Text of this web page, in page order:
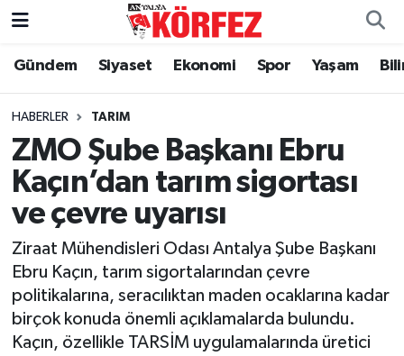
Gündem Siyaset Ekonomi Spor Yaşam
HABERLER TARIM
ZMO Şube Başkanı Ebru
Kaçın’dan tarım sigortası
ve çevre uyarısı
Ziraat Mühendisleri Odası Antalya Şube Başkanı
Ebru Kaçın, tarım sigortalarından çevre
politikalarına, seracılıktan maden ocaklarına kadar
birçok konuda önemli açıklamalarda bulundu.
Kaçın, özellikle TARSİM uygulamalarında üretici
Gündem
Siyaset
Yerel Yönetim
Ekonomi
Spor
Yaşam
Asayiş
Nöbetçi Eczaneler
Hava Durumu
Trafik Durumu
Süper Lig Puan Durumu ve Fikstür
Tüm Manşetler
Son Dakika Haberleri
Haber Arşivi